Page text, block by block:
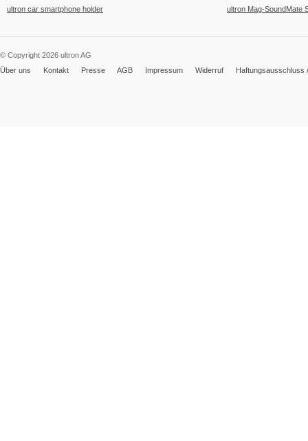
ultron car smartphone holder
ultron Mag-SoundMate
© Copyright 2026 ultron AG
Über uns
Kontakt Presse AGB Impressum Widerruf Haftungsausschluss